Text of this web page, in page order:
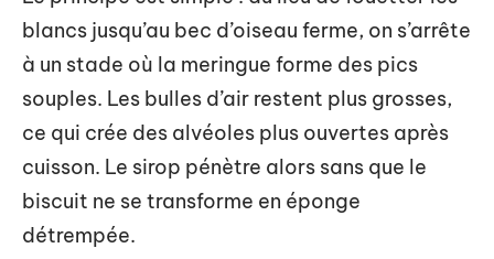
blancs jusqu’au bec d’oiseau ferme, on s’arrête
à un stade où la meringue forme des pics
souples. Les bulles d’air restent plus grosses,
ce qui crée des alvéoles plus ouvertes après
cuisson. Le sirop pénètre alors sans que le
biscuit ne se transforme en éponge
détrempée.